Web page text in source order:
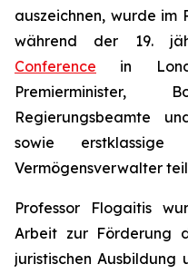
auszeichnen, wurde im
während der 19.
Conference in
Premierminister,
Regierungsbeamte
sowie erstklassige
Vermögensverwalter
Professor Flogaitis
Arbeit zur Förderung
juristischen Ausbildung